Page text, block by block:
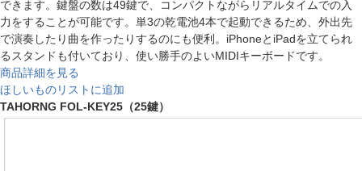
できます。鍵盤の数は49鍵で、コンパクトながらリアルタイムでの入
力をすることが可能です。単3の乾電池4本で起動できるため、外出先
で演奏したり曲を作ったりするのにも便利。iPhoneとiPadを立てられ
るスタンドも付いており、使い勝手のよいMIDIキーボードです。
商品詳細を見る
ほしいものリストに追加
TAHORNG FOL-KEY25（25鍵）